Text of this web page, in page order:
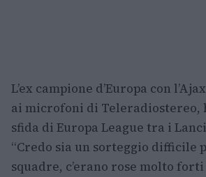
L’ex campione d’Europa con
ai microfoni di Teleradiostereo,
sfida di Europa League tra i
“Credo sia un sorteggio difficile
squadre, c’erano rose molto forti